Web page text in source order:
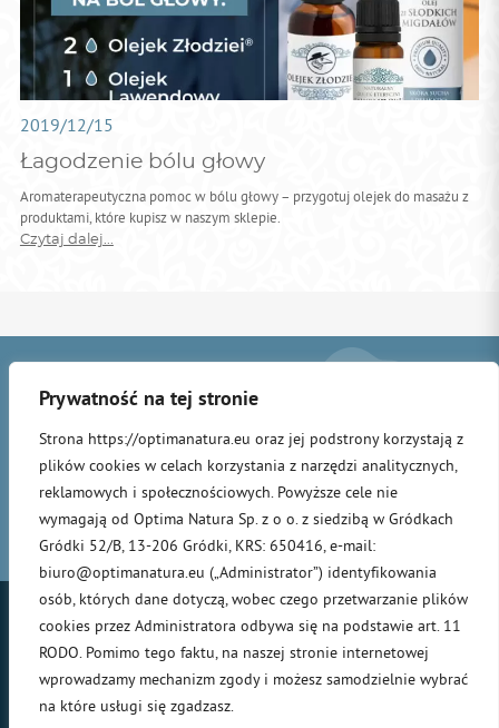
Prywatność na tej stronie
Strona https://optimanatura.eu oraz jej podstrony korzystają z
plików cookies w celach korzystania z narzędzi analitycznych,
reklamowych i społecznościowych. Powyższe cele nie
wymagają od Optima Natura Sp. z o o. z siedzibą w Gródkach
Gródki 52/B, 13-206 Gródki, KRS: 650416, e-mail:
biuro@optimanatura.eu („Administrator”) identyfikowania
osób, których dane dotyczą, wobec czego przetwarzanie plików
cookies przez Administratora odbywa się na podstawie art. 11
RODO. Pomimo tego faktu, na naszej stronie internetowej
wprowadzamy mechanizm zgody i możesz samodzielnie wybrać
na które usługi się zgadzasz.
2019/12/15
Łagodzenie bólu głowy
Aromaterapeutyczna pomoc w bólu głowy – przygotuj olejek do masażu z
produktami, które kupisz w naszym sklepie.
Czytaj dalej...
STRONA
GŁÓWNAPRODUKTYMISJAINSPIRACJEAKTUALNOŚCI OLEJEK
DEUTSCH
ENGLISH ITALIANO POLSKI
© Wszystkie prawa zastrzeżone: Optima Natura 2026
. Projekt i wykonanie:
Flowtar Studio